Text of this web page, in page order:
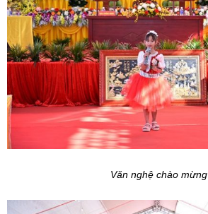
Văn nghệ chào mừng